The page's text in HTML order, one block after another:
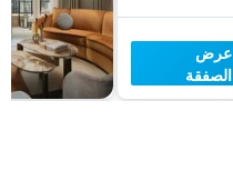
عرض
الصفقة